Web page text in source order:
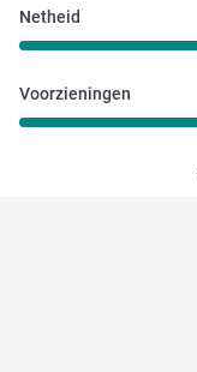
Netheid
Voorzieningen